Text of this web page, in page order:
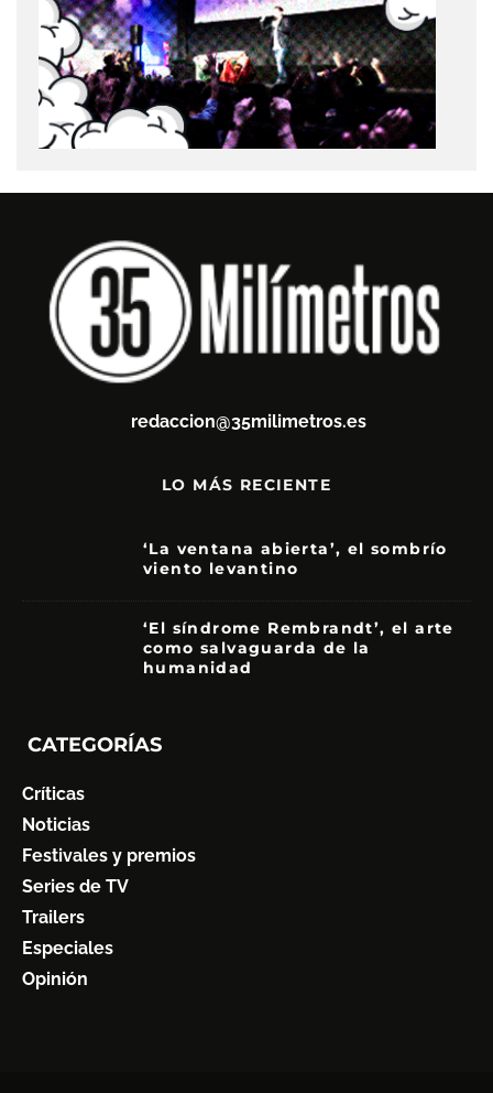
redaccion@35milimetros.es
LO MÁS RECIENTE
‘La ventana abierta’, el sombrío
viento levantino
‘El síndrome Rembrandt’, el arte
como salvaguarda de la
humanidad
CATEGORÍAS
Críticas
Noticias
Festivales y premios
Series de TV
Trailers
Especiales
Opinión